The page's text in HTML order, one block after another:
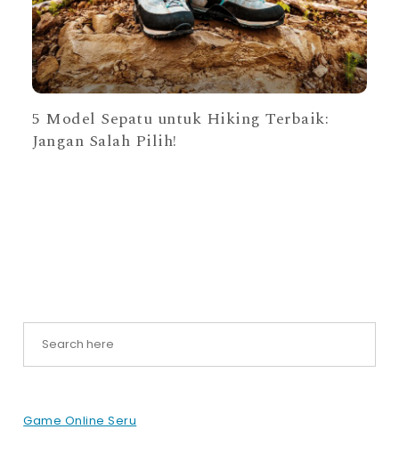
5 Model Sepatu untuk Hiking Terbaik:
Jangan Salah Pilih!
Game Online Seru